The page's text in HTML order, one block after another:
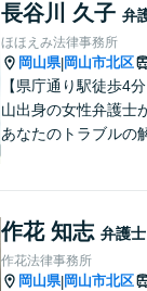
長谷川 久子 弁
ほほえみ法律事務所
岡山県|岡山市北区
【県庁通り駅徒歩4
山出身の女性弁護士
あなたのトラブルの
作花 知志 弁護士
作花法律事務所
岡山県|岡山市北区